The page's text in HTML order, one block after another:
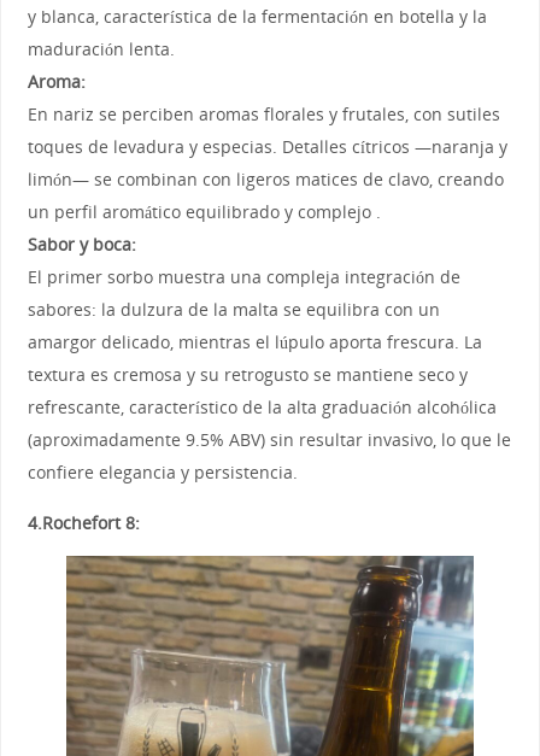
y blanca, característica de la fermentación en botella y la
maduración lenta.
Aroma:
En nariz se perciben aromas florales y frutales, con sutiles
toques de levadura y especias. Detalles cítricos —naranja y
limón— se combinan con ligeros matices de clavo, creando
un perfil aromático equilibrado y complejo .
Sabor y boca:
El primer sorbo muestra una compleja integración de
sabores: la dulzura de la malta se equilibra con un
amargor delicado, mientras el lúpulo aporta frescura. La
textura es cremosa y su retrogusto se mantiene seco y
refrescante, característico de la alta graduación alcohólica
(aproximadamente 9.5% ABV) sin resultar invasivo, lo que le
confiere elegancia y persistencia.
4.Rochefort 8: